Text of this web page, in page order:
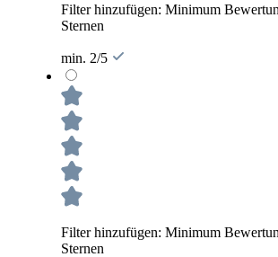
Filter hinzufügen: Minimum
Sternen
min. 2/5
Filter hinzufügen: Minimum
Sternen